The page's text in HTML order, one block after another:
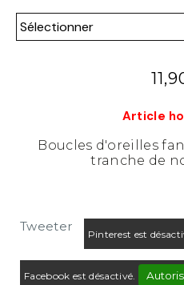
Article
Boucles d'oreilles
tranche de
Tweeter
Pinterest est
Facebook est désactivé.